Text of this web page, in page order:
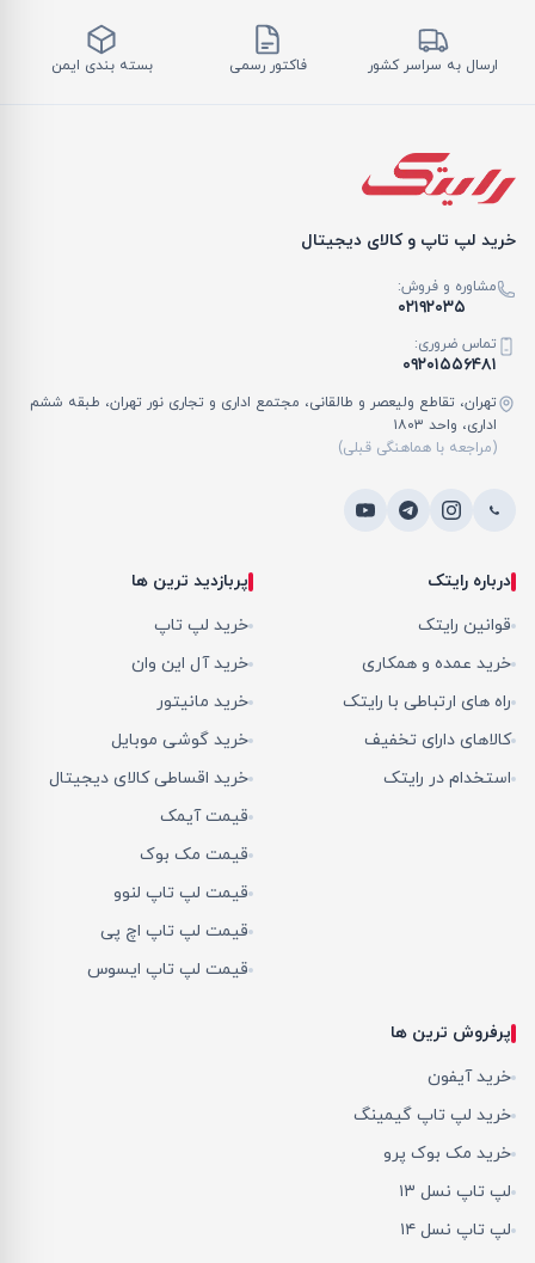
ارسال به سراسر کشور فاکتور رسمی بسته بندی ایمن
خرید لپ تاپ و کالای دیجیتال
مشاوره و فروش:
۰۲۱۹۲۰۳۵
تماس ضروری:
۰۹۲۰۱۵۵۶۴۸۱
تهران، تقاطع ولیعصر و طالقانی، مجتمع اداری و تجاری نور تهران، طبقه ششم
اداری، واحد ۱۸۰۳
(مراجعه با هماهنگی قبلی)
درباره رایتک
قوانین رایتک
خرید عمده و همکاری
راه های ارتباطی با رایتک
کالاهای دارای تخفیف
استخدام در رایتک
پربازدید ترین ها
خرید لپ تاپ
خرید آل این وان
خرید مانیتور
خرید گوشی موبایل
خرید اقساطی کالای دیجیتال
قیمت آیمک
قیمت مک بوک
قیمت لپ تاپ لنوو
قیمت لپ تاپ اچ پی
قیمت لپ تاپ ایسوس
پرفروش ترین ها
خرید آیفون
خرید لپ تاپ گیمینگ
خرید مک بوک پرو
لپ تاپ نسل ۱۳
لپ تاپ نسل ۱۴